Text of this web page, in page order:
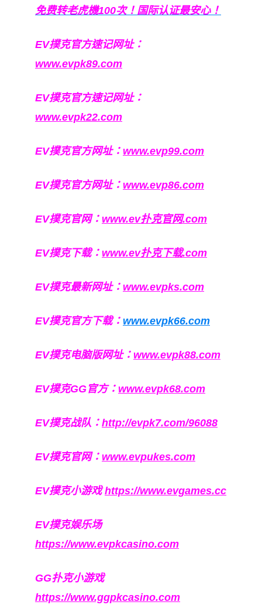
免费转老虎機100次！国际认证最安心！
EV撲克官方速记网址：
www.evpk89.com
EV撲克官方速记网址：
www.evpk22.com
EV撲克官方网址： www.evp99.com
EV撲克官方网址： www.evp86.com
EV撲克官网： www.ev扑克官网.com
EV撲克下载： www.ev扑克下载.com
EV撲克最新网址： www.evpks.com
EV撲克官方下载： www.evpk66.com
EV撲克电脑版网址： www.evpk88.com
EV撲克GG官方： www.evpk68.com
EV撲克战队： http://evpk7.com/96088
EV撲克官网： www.evpukes.com
EV撲克小游戏https://www.evgames.cc
EV撲克娱乐场
https://www.evpkcasino.com
GG扑克小游戏
https://www.ggpkcasino.com